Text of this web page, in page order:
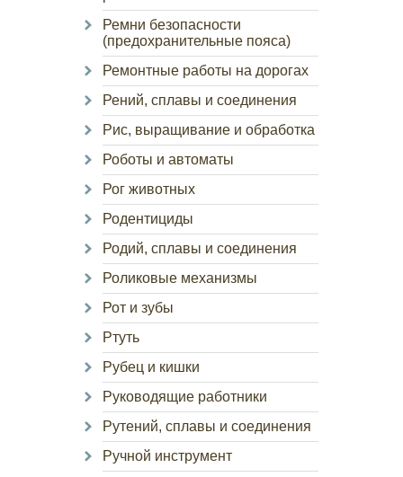
Ремни безопасности
(предохранительные пояса)
Ремонтные работы на дорогах
Рений, сплавы и соединения
Рис, выращивание и обработка
Роботы и автоматы
Рог животных
Родентициды
Родий, сплавы и соединения
Роликовые механизмы
Рот и зубы
Ртуть
Рубец и кишки
Руководящие работники
Рутений, сплавы и соединения
Ручной инструмент